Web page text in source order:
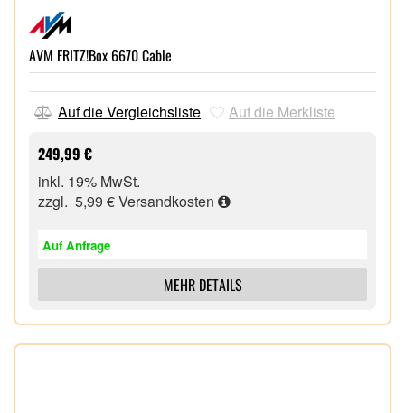
AVM FRITZ!Box 6670 Cable
Auf die Vergleichsliste Auf die Merkliste
249,99 €
inkl. 19% MwSt.
zzgl. 5,99 €Versandkosten
Auf Anfrage
MEHR DETAILS